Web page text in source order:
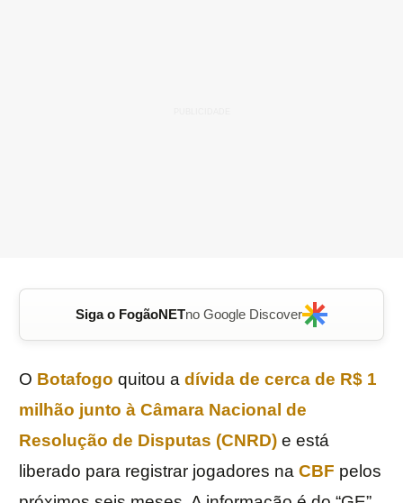
Siga o FogãoNETno Google Discover
O Botafogo quitou a dívida de cerca de R$ 1
milhão junto à Câmara Nacional de
Resolução de Disputas (CNRD) e está
liberado para registrar jogadores na CBF pelos